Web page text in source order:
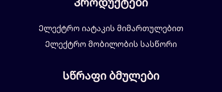
Პროდუქტები
Ელექტრო იატაკის მიმართულებით
Ელექტრო მობილობის სასწორი
Სწრაფი ბმულები